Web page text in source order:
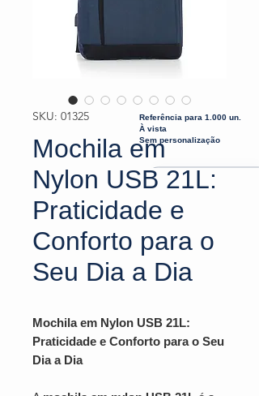
SKU: 01325
Mochila em
Nylon USB 21L:
Praticidade e
Conforto para o
Seu Dia a Dia
Mochila em Nylon USB 21L:
Praticidade e Conforto para o Seu
Dia a Dia
Referência para 1.000 un.
À vista
Sem personalização